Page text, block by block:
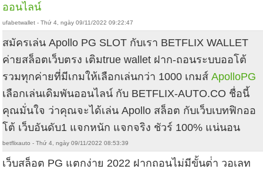
ออนไลน์
ufabetwallet - Thứ 4, ngày 09/11/2022 09:22:47
สมัครเล่น Apollo PG SLOT กับเรา BETFLIX WALLET
ค่ายสล็อตเว็บตรง เติมtrue wallet ฝาก-ถอนระบบออโต้
รวมทุกค่ายที่มีเกมให้เลือกเล่นกว่า 1000 เกมส์ApolloPG
เลือกเล่นเดิมพันออนไลน์ กับ BETFLIX-AUTO.CO ชื่อนี้
คุณมั่นใจ ว่าคุณจะได้เล่น Apollo สล็อต กับเว็บเบทฟิกออ
โต้ เว็บอันดับ1 แจกหนัก แจกจริง ชัวร์ 100% แน่นอน
betflixauto - Thứ 4, ngày 09/11/2022 08:53:39
เว็บสล็อต PG แตกง่าย 2022 ฝากถอนไม่มีขั้นต่ํา วอเลท